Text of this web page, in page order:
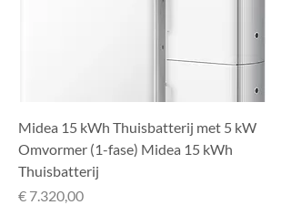
Midea 15 kWh Thuisbatterij met 5 kW
Omvormer (1-fase) Midea 15 kWh
Thuisbatterij
Prijs
€ 7.320,00